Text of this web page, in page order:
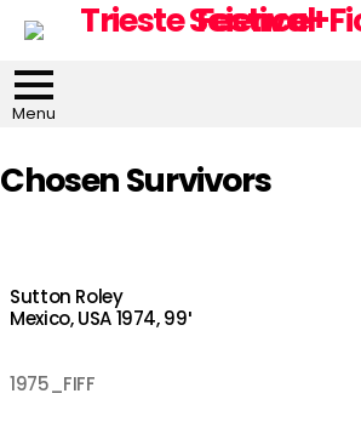
Menu
Chosen Survivors
Sutton Roley
Mexico, USA 1974, 99′
1975_FIFF